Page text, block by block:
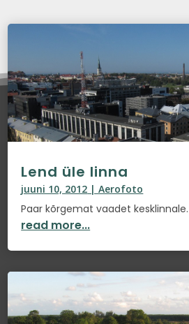
Lend üle linna
juuni 10, 2012 |Aerofoto
Paar kõrgemat vaadet kesklinnale.
read more...